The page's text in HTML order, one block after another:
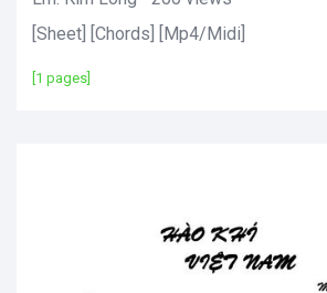
[Sheet] [Chords] [Mp4/Midi]
[1 pages]